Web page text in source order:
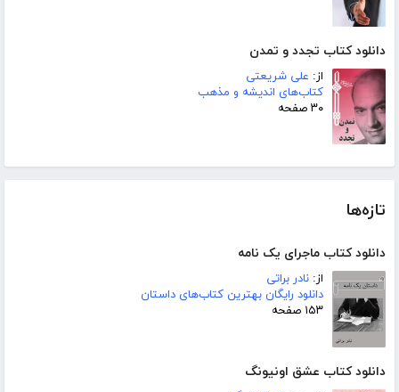
دانلود کتاب تجدد و تمدن
از: علی شریعتی
کتاب‌های اندیشه و مذهب
۳۰ صفحه
تازه‌ها
دانلود کتاب ماجرای یک نامه
از: نادر براتی
دانلود رایگان بهترین کتاب‌های داستان
۱۵۳ صفحه
دانلود کتاب عشق اونیونگ